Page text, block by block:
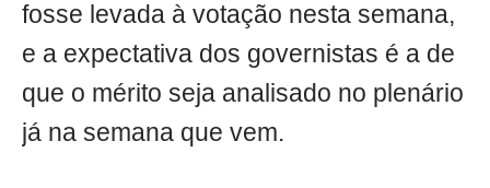
fosse levada à votação nesta semana,
e a expectativa dos governistas é a de
que o mérito seja analisado no plenário
já na semana que vem.